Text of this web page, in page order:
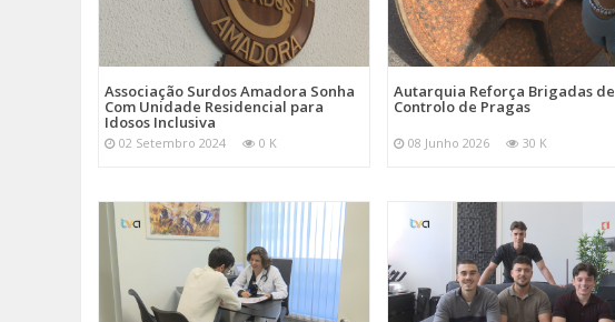
Associação Surdos Amadora Sonha
Com Unidade Residencial para
Idosos Inclusiva
02 Setembro 2024 0 K
Autarquia Reforça Brigadas de
Controlo de Pragas
08 Junho 2026 30 K